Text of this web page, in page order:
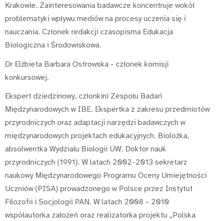
Krakowie. Zainteresowania badawcze koncentruje wokół
problematyki wpływu mediów na procesy uczenia się i
nauczania. Członek redakcji czasopisma Edukacja
Biologiczna i Środowiskowa.
Dr Elżbieta Barbara Ostrowska - członek komisji
konkursowej.
Ekspert dziedzinowy, członkini Zespołu Badań
Międzynarodowych w IBE. Ekspertka z zakresu przedmiotów
przyrodniczych oraz adaptacji narzędzi badawczych w
międzynarodowych projektach edukacyjnych. Biolożka,
absolwentka Wydziału Biologii UW. Doktor nauk
przyrodniczych (1991). W latach 2002-2013 sekretarz
naukowy Międzynarodowego Programu Oceny Umiejętności
Uczniów (PISA) prowadzonego w Polsce przez Instytut
Filozofii i Socjologii PAN. W latach 2008 – 2010
współautorka założeń oraz realizatorka projektu „Polska